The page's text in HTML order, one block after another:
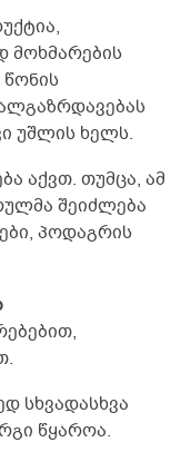
p>
მოხმარების
წონის
უშლის ხელს.
აქვთ. თუმცა, ამ
შეიძლება
პოდაგრის
სხვადასხვა
წყაროა.